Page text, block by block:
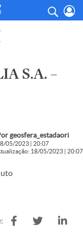
S.A. –
geosfera_estadaori
05/2023 | 20:07
18/05/2023 | 20:07